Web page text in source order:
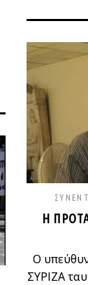
H
O
ΣΥΡΙΖΑ